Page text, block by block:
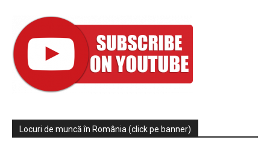
Locuri de muncă în România (click pe banner)